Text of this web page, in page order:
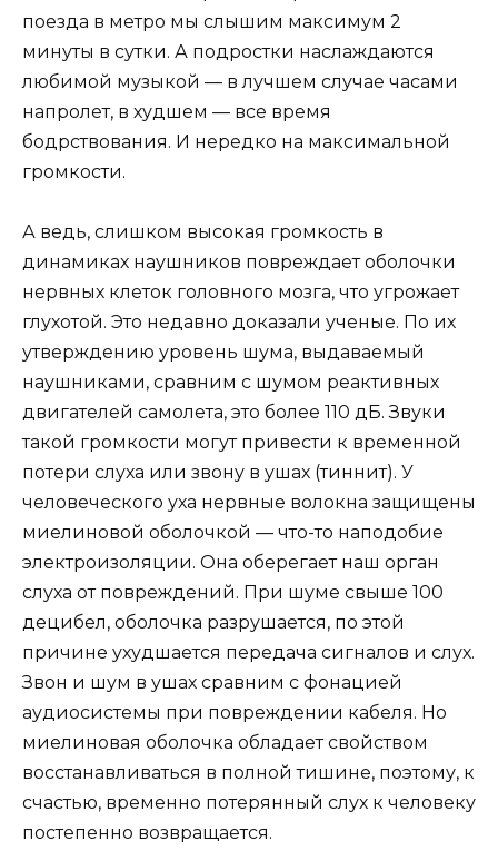
поезда в метро мы слышим максимум 2
минуты в сутки. А подростки наслаждаются
любимой музыкой — в лучшем случае часами
напролет, в худшем — все время
бодрствования. И нередко на максимальной
громкости.
А ведь, слишком высокая громкость в
динамиках наушников повреждает оболочки
нервных клеток головного мозга, что угрожает
глухотой. Это недавно доказали ученые. По их
утверждению уровень шума, выдаваемый
наушниками, сравним с шумом реактивных
двигателей самолета, это более 110 дБ. Звуки
такой громкости могут привести к временной
потери слуха или звону в ушах (тиннит). У
человеческого уха нервные волокна защищены
миелиновой оболочкой — что-то наподобие
электроизоляции. Она оберегает наш орган
слуха от повреждений. При шуме свыше 100
децибел, оболочка разрушается, по этой
причине ухудшается передача сигналов и слух.
Звон и шум в ушах сравним с фонацией
аудиосистемы при повреждении кабеля. Но
миелиновая оболочка обладает свойством
восстанавливаться в полной тишине, поэтому, к
счастью, временно потерянный слух к человеку
постепенно возвращается.